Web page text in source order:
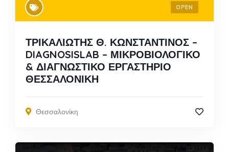
OPEN
ΤΡΙΚΑΛΙΩΤΗΣ Θ. ΚΩΝΣΤΑΝΤΙΝΟΣ –
DIAGNOSISLAB – ΜΙΚΡΟΒΙΟΛΟΓΙΚΟ
& ΔΙΑΓΝΩΣΤΙΚΟ ΕΡΓΑΣΤΗΡΙΟ
ΘΕΣΣΑΛΟΝΙΚΗ
Θεσσαλονίκη